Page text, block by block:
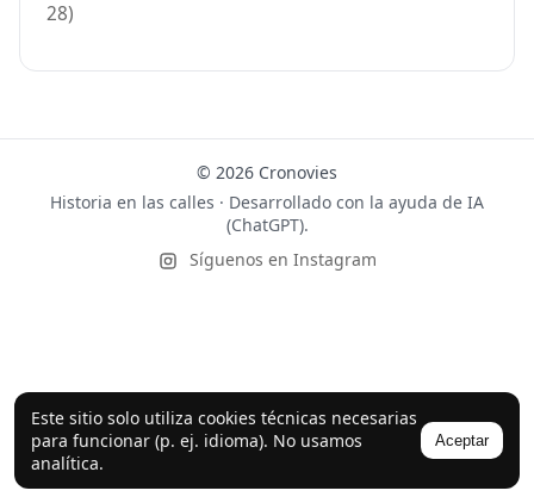
Este sitio solo utiliza cookies técnicas necesarias
para funcionar (p. ej. idioma). No usamos
analítica.
Aceptar
28)
© 2026 Cronovies
Historia en las calles · Desarrollado con la ayuda de IA
(ChatGPT).
Síguenos en Instagram